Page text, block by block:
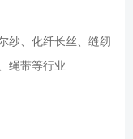
纱、化纤长丝、缝纫
绳带等行业